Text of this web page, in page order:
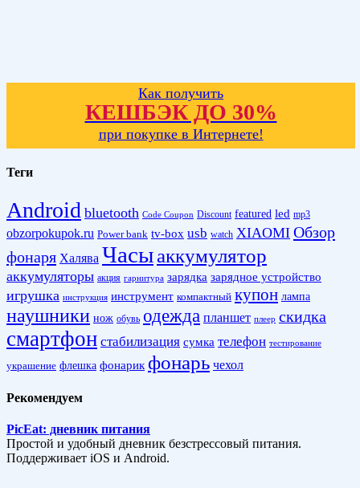
Как получить
КЕШБЭК ДО 30%
при покупке в Интернете!
Теги
Android bluetooth Code Coupon Discount featured led mp3
obzorpokupok.ru Power bank tv-box usb watch XIAOMI Обзор
фонаря Халява Часыаккумулятор
аккумуляторы акция гарнитура зарядка зарядное устройство
игрушка инструкция инструмент компактный купон лампа
наушники нож обувь одежда планшет плеер скидка
смартфон стабилизация сумка телефон тестирование
украшение флешка фонарик фонарь чехол
Рекомендуем
PicEat: дневник питания
Простой и удобный дневник безстрессовый питания.
Поддерживает iOS и Android.